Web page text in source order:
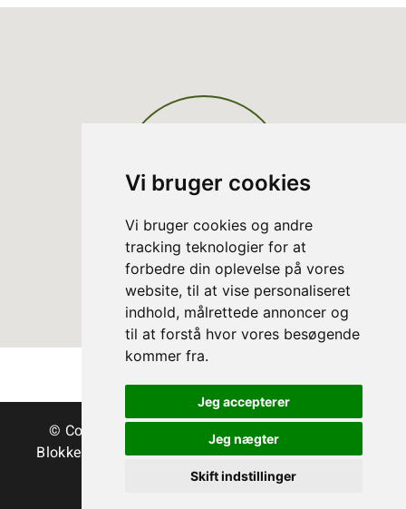
Vi bruger cookies
Vi bruger cookies og andre
tracking teknologier for at
forbedre din oplevelse på vores
website, til at vise personaliseret
indhold, målrettede annoncer og
til at forstå hvor vores besøgende
kommer fra.
Jeg accepterer
Jeg nægter
Skift indstillinger
© Copyright Danske Juletræer - Træer & grønt
Blokken 15 | DK-3460 Birkerød | Tlf.:45 35 24 12|
info@christmastree.dk